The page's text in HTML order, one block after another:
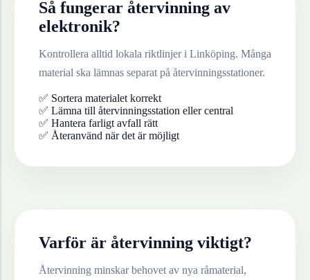
Så fungerar återvinning av
elektronik?
Kontrollera alltid lokala riktlinjer i Linköping. Många
material ska lämnas separat på återvinningsstationer.
✅ Sortera materialet korrekt
✅ Lämna till återvinningsstation eller central
✅ Hantera farligt avfall rätt
✅ Återanvänd när det är möjligt
Varför är återvinning viktigt?
Återvinning minskar behovet av nya råmaterial,